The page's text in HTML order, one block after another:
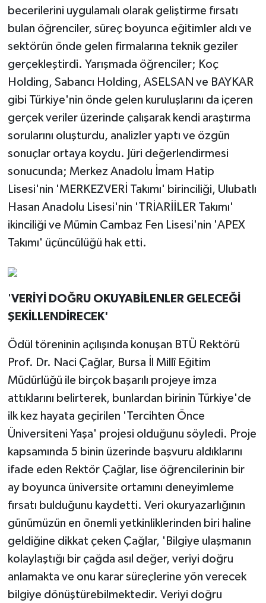
becerilerini uygulamalı olarak geliştirme fırsatı
bulan öğrenciler, süreç boyunca eğitimler aldı ve
sektörün önde gelen firmalarına teknik geziler
gerçekleştirdi. Yarışmada öğrenciler; Koç
Holding, Sabancı Holding, ASELSAN ve BAYKAR
gibi Türkiye'nin önde gelen kuruluşlarını da içeren
gerçek veriler üzerinde çalışarak kendi araştırma
sorularını oluşturdu, analizler yaptı ve özgün
sonuçlar ortaya koydu. Jüri değerlendirmesi
sonucunda; Merkez Anadolu İmam Hatip
Lisesi'nin 'MERKEZVERİ Takımı' birinciliği, Ulubatlı
Hasan Anadolu Lisesi'nin 'TRİARİİLER Takımı'
ikinciliği ve Mümin Cambaz Fen Lisesi'nin 'APEX
Takımı' üçüncülüğü hak etti.
'VERİYİ DOĞRU OKUYABİLENLER GELECEĞİ
ŞEKİLLENDİRECEK'
Ödül töreninin açılışında konuşan BTÜ Rektörü
Prof. Dr. Naci Çağlar, Bursa İl Millî Eğitim
Müdürlüğü ile birçok başarılı projeye imza
attıklarını belirterek, bunlardan birinin Türkiye'de
ilk kez hayata geçirilen 'Tercihten Önce
Üniversiteni Yaşa' projesi olduğunu söyledi. Proje
kapsamında 5 binin üzerinde başvuru aldıklarını
ifade eden Rektör Çağlar, lise öğrencilerinin bir
ay boyunca üniversite ortamını deneyimleme
fırsatı bulduğunu kaydetti. Veri okuryazarlığının
günümüzün en önemli yetkinliklerinden biri haline
geldiğine dikkat çeken Çağlar, 'Bilgiye ulaşmanın
kolaylaştığı bir çağda asıl değer, veriyi doğru
anlamakta ve onu karar süreçlerine yön verecek
bilgiye dönüştürebilmektedir. Veriyi doğru